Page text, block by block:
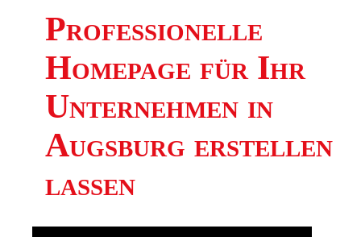
Professionelle
Homepage für Ihr
Unternehmen in
Augsburg erstellen
lassen